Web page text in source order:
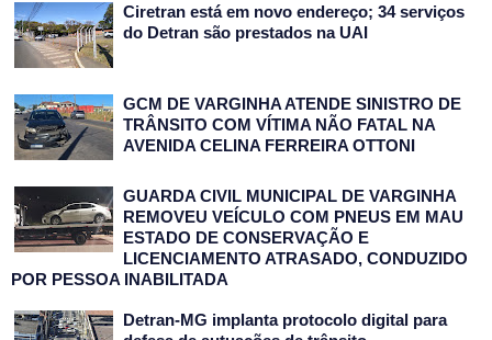
Ciretran está em novo endereço; 34 serviços
do Detran são prestados na UAI
GCM DE VARGINHA ATENDE SINISTRO DE
TRÂNSITO COM VÍTIMA NÃO FATAL NA
AVENIDA CELINA FERREIRA OTTONI
GUARDA CIVIL MUNICIPAL DE VARGINHA
REMOVEU VEÍCULO COM PNEUS EM MAU
ESTADO DE CONSERVAÇÃO E
LICENCIAMENTO ATRASADO, CONDUZIDO
POR PESSOA INABILITADA
Detran-MG implanta protocolo digital para